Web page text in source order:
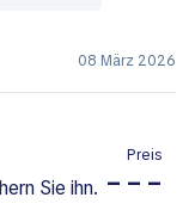
08 März 2026
Sie ihn.
Preis
– – –